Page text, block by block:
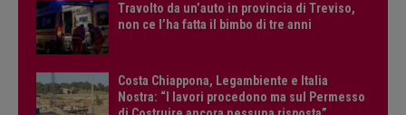
Travolto da un’auto in provincia di Treviso,
non ce l’ha fatta il bimbo di tre anni
Costa Chiappona, Legambiente e Italia
Nostra: “I lavori procedono ma sul Permesso